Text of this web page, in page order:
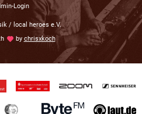
Login
/ local heroes e.V.
love by chrisxkoch